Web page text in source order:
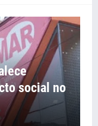
social no